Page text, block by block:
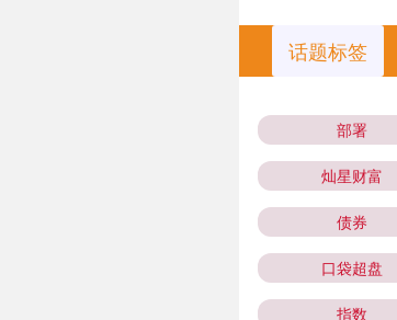
话题标签
部署
灿星财富
债券
口袋超盘
指数